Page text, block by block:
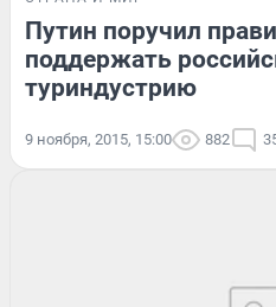
Путин поручил
поддержать
туриндустрию
9 ноября, 2015, 15:00 882